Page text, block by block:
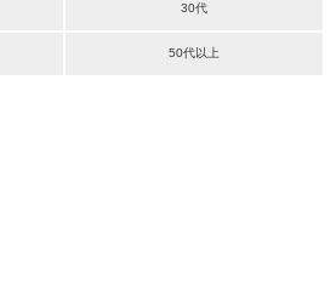
30代
50代以上